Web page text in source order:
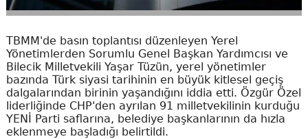
TBMM'de basın toplantısı düzenleyen Yerel
Yönetimlerden Sorumlu Genel Başkan Yardımcısı ve
Bilecik Milletvekili Yaşar Tüzün, yerel yönetimler
bazında Türk siyasi tarihinin en büyük kitlesel geçiş
dalgalarından birinin yaşandığını iddia etti. Özgür Özel
liderliğinde CHP'den ayrılan 91 milletvekilinin kurduğu
YENİ Parti saflarına, belediye başkanlarının da hızla
eklenmeye başladığı belirtildi.